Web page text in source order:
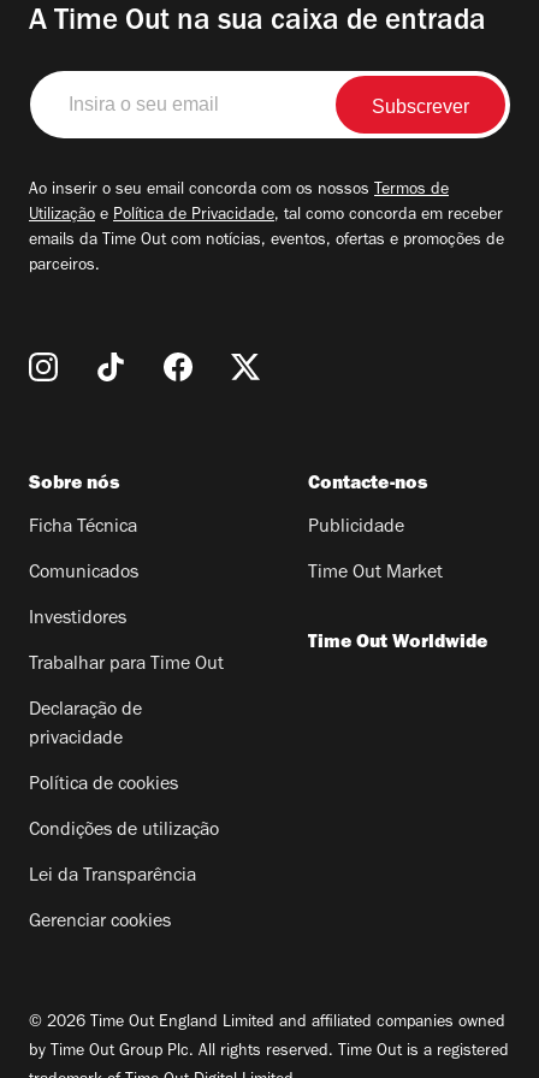
A Time Out na sua caixa de entrada
Insira
o
seu
Ao inserir o seu email concorda com os nossos Termos de
Utilização e Política de Privacidade, tal como concorda em receber
emails da Time Out com notícias, eventos, ofertas e promoções de
parceiros.
Sobre nós
Ficha Técnica
Comunicados
Investidores
Trabalhar para Time Out
Declaração de
privacidade
Política de cookies
Condições de utilização
Lei da Transparência
Gerenciar cookies
Contacte-nos
Publicidade
Time Out Market
Time Out Worldwide
© 2026 Time Out England Limited and affiliated companies owned
by Time Out Group Plc. All rights reserved. Time Out is a registered